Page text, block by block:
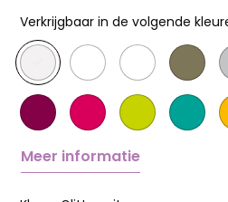
Verkrijgbaar in de volgende
Meer informatie